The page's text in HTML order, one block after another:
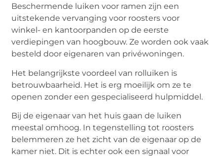
Beschermende luiken voor ramen zijn een
uitstekende vervanging voor roosters voor
winkel- en kantoorpanden op de eerste
verdiepingen van hoogbouw. Ze worden ook vaak
besteld door eigenaren van privéwoningen.
Het belangrijkste voordeel van rolluiken is
betrouwbaarheid. Het is erg moeilijk om ze te
openen zonder een gespecialiseerd hulpmiddel.
Bij de eigenaar van het huis gaan de luiken
meestal omhoog. In tegenstelling tot roosters
belemmeren ze het zicht van de eigenaar op de
kamer niet. Dit is echter ook een signaal voor